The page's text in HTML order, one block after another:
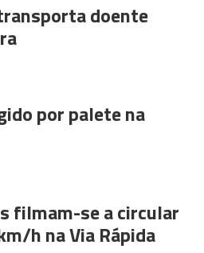
doente
por palete na
filmam-se a circular
h na Via Rápida